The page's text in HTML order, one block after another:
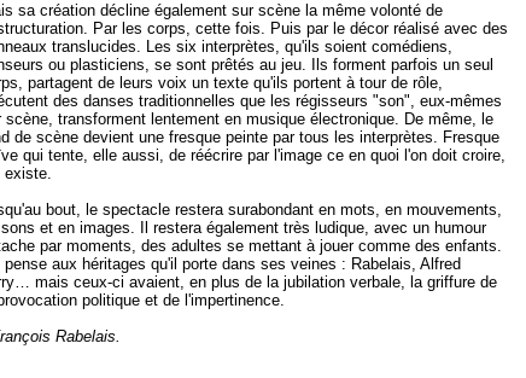
sa création décline également sur scène la même volonté de
Par les corps, cette fois. Puis par le décor réalisé avec des
translucides. Les six interprètes, qu'ils soient comédiens,
ou plasticiens, se sont prêtés au jeu. Ils forment parfois un seul
partagent de leurs voix un texte qu'ils portent à tour de rôle,
des danses traditionnelles que les régisseurs "son", eux-mêmes
scène, transforment lentement en musique électronique. De même, le
de scène devient une fresque peinte par tous les interprètes. Fresque
qui tente, elle aussi, de réécrire par l'image ce en quoi l'on doit croire,
existe.
bout, le spectacle restera surabondant en mots, en mouvements,
et en images. Il restera également très ludique, avec un humour
par moments, des adultes se mettant à jouer comme des enfants.
pense aux héritages qu'il porte dans ses veines : Rabelais, Alfred
mais ceux-ci avaient, en plus de la jubilation verbale, la griffure de
politique et de l'impertinence.
Rabelais.